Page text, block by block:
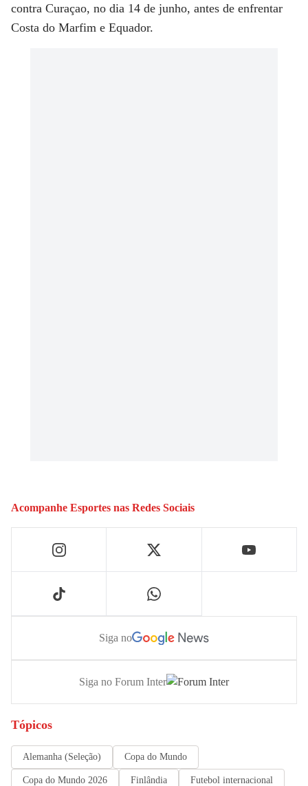
contra Curaçao, no dia 14 de junho, antes de enfrentar
Costa do Marfim e Equador.
Acompanhe Esportes nas Redes Sociais
Siga no
Siga no Forum Inter
Tópicos
Alemanha (Seleção) Copa do Mundo
Copa do Mundo 2026 Finlândia Futebol internacional